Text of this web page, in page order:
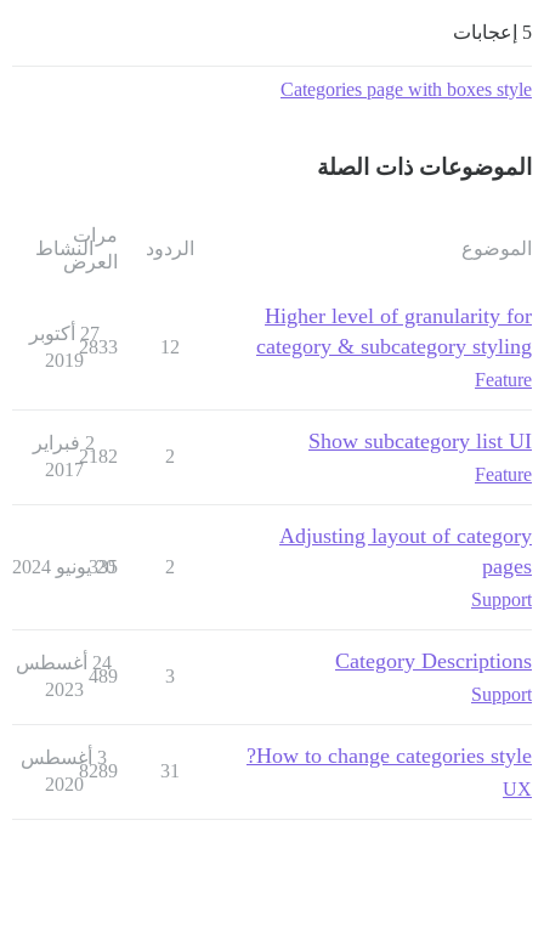
5 إعجابات
Categories page with boxes style
الموضوعات ذات الصلة
الموضوع الردود
مرات
العرض
النشاط
Higher level of granularity for
category & subcategory styling
Feature
12
2833
27 أكتوبر
2019
Show subcategory list UI
Feature
2
2182
2 فبراير
2017
Adjusting layout of category
pages
Support
2
335
20 يونيو 2024
Category Descriptions
Support
3
489
24 أغسطس
2023
How to change categories style?
UX
31
8289
3 أغسطس
2020